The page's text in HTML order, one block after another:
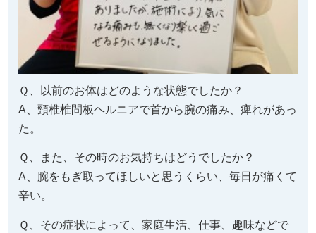
Ｑ、以前のお体はどのような状態でしたか？
A、頸椎椎間板ヘルニアで首から腕の痛み、痺れがあっ
た。
Ｑ、また、その時のお気持ちはどうでしたか？
A、腕をもぎ取ってほしいと思うくらい、毎日が痛くて
辛い。
Ｑ、その症状によって、家庭生活、仕事、趣味などで